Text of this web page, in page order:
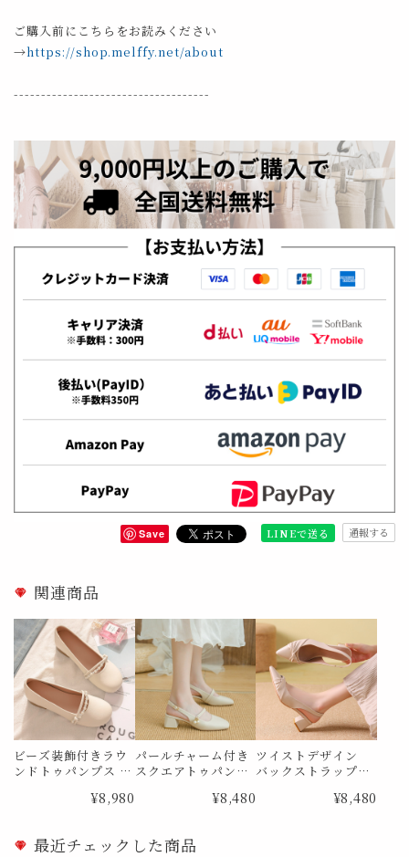
ご購入前にこちらをお読みください
→https://shop.melffy.net/about
------------------------------------
Save LINEで送る 通報する
関連商品
ビーズ装飾付きラウ
ンドトゥパンプス M
¥8,980
パールチャーム付き
スクエアトゥパンプ
¥8,480
ツイストデザイン
バックストラップパ
¥8,480
最近チェックした商品